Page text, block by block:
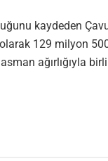
kaydeden
129 milyon
ağırlığıyla